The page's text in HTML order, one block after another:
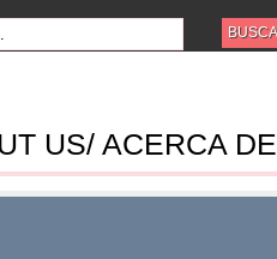
US/ ACERCA DE